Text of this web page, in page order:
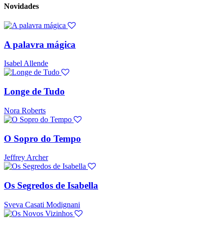
Novidades
A palavra mágica
Isabel Allende
Longe de Tudo
Nora Roberts
O Sopro do Tempo
Jeffrey Archer
Os Segredos de Isabella
Sveva Casati Modignani